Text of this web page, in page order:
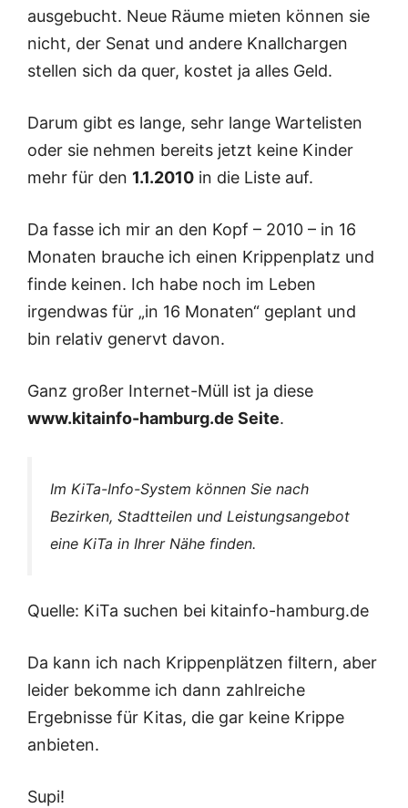
ausgebucht. Neue Räume mieten können sie
nicht, der Senat und andere Knallchargen
stellen sich da quer, kostet ja alles Geld.
Darum gibt es lange, sehr lange Wartelisten
oder sie nehmen bereits jetzt keine Kinder
mehr für den 1.1.2010 in die Liste auf.
Da fasse ich mir an den Kopf – 2010 – in 16
Monaten brauche ich einen Krippenplatz und
finde keinen. Ich habe noch im Leben
irgendwas für „in 16 Monaten“ geplant und
bin relativ genervt davon.
Ganz großer Internet-Müll ist ja diese
www.kitainfo-hamburg.de Seite.
Im KiTa-Info-System können Sie nach
Bezirken, Stadtteilen und Leistungsangebot
eine KiTa in Ihrer Nähe finden.
Quelle: KiTa suchen bei kitainfo-hamburg.de
Da kann ich nach Krippenplätzen filtern, aber
leider bekomme ich dann zahlreiche
Ergebnisse für Kitas, die gar keine Krippe
anbieten.
Supi!